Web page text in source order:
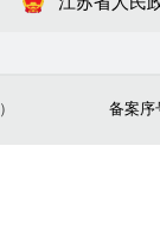
备案序